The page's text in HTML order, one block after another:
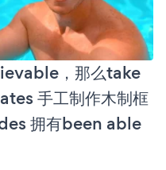
，那么take
手工制作木制框
拥有been able